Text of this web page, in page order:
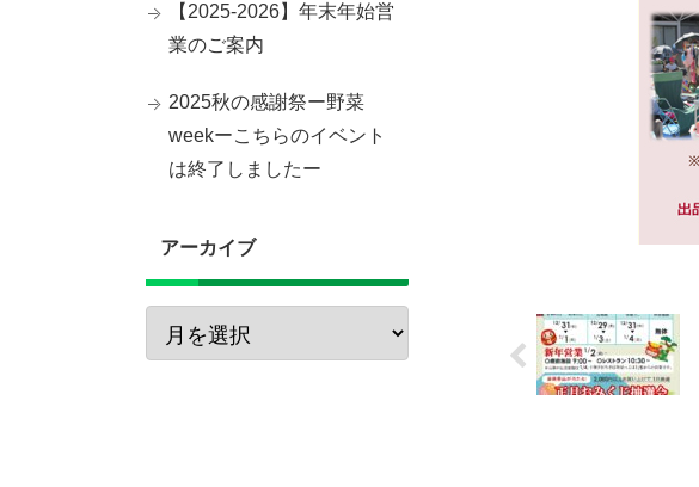
【2025-2026】年末年始営
業のご案内
2025秋の感謝祭ー野菜
weekーこちらのイベント
は終了しましたー
アーカイブ